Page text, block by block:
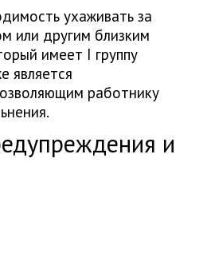
ухаживать за
или другим близким
имеет I группу
является
работнику
и